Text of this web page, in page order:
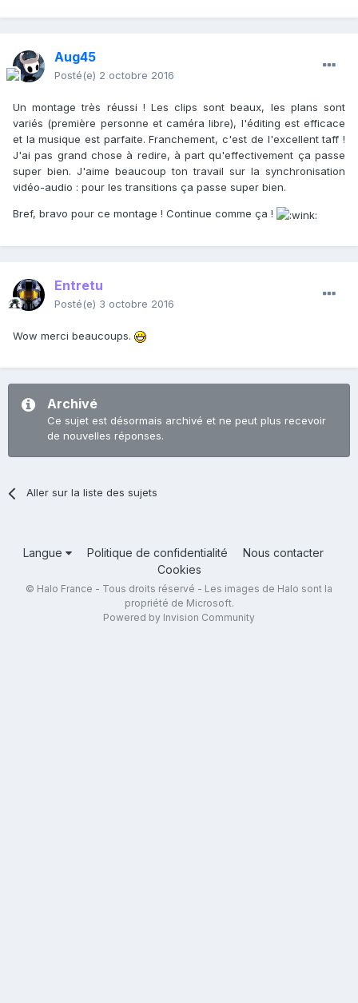
Aug45
Posté(e) 2 octobre 2016
Un montage très réussi ! Les clips sont beaux, les plans sont
variés (première personne et caméra libre), l'éditing est efficace
et la musique est parfaite. Franchement, c'est de l'excellent taff !
J'ai pas grand chose à redire, à part qu'effectivement ça passe
super bien. J'aime beaucoup ton travail sur la synchronisation
vidéo-audio : pour les transitions ça passe super bien.
Bref, bravo pour ce montage ! Continue comme ça !
Entretu
Posté(e) 3 octobre 2016
Wow merci beaucoups.
Archivé
Ce sujet est désormais archivé et ne peut plus recevoir
de nouvelles réponses.
Aller sur la liste des sujets
Langue Politique de confidentialité
Nous contacter
Cookies
© Halo France - Tous droits réservé - Les images de Halo sont la
propriété de Microsoft.
Powered by Invision Community